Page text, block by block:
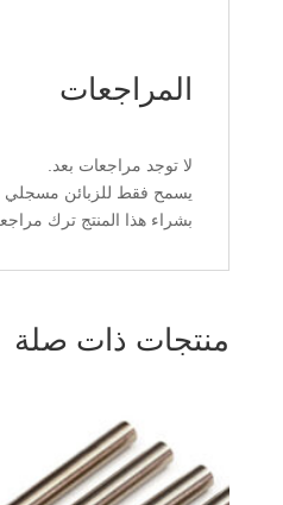
المراجعات
لا توجد مراجعات بعد.
يسمح فقط للزبائن مسجلي
بشراء هذا المنتج ترك
منتجات ذات صلة